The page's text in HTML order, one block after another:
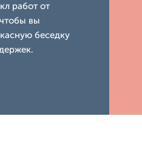
работ от
вы
беседку